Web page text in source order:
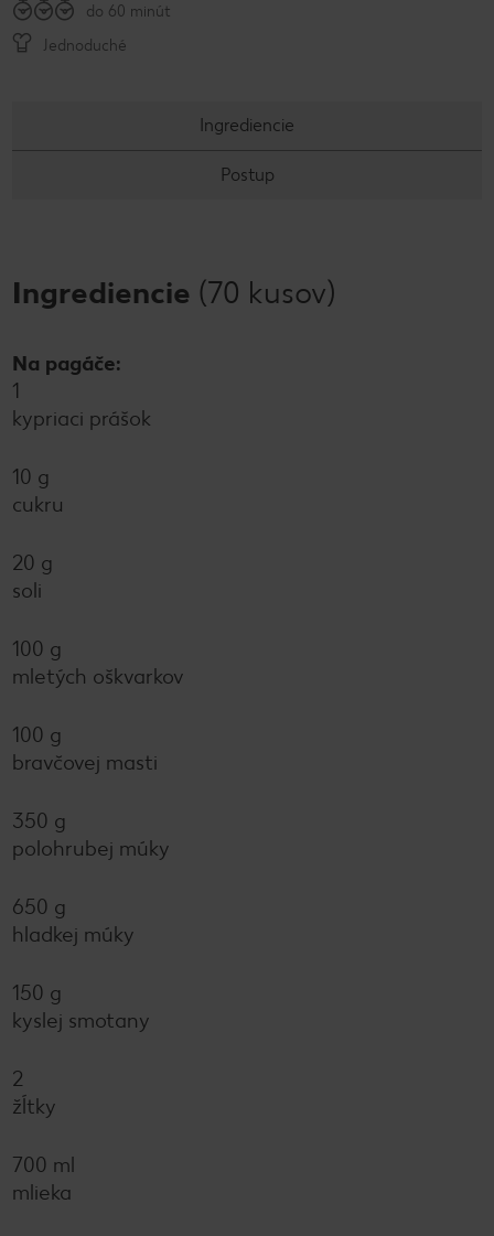
do 60 minút
Jednoduché
Ingrediencie
Postup
Ingrediencie (70 kusov)
Na pagáče:
1
kypriaci prášok
10 g
cukru
20 g
soli
100 g
mletých oškvarkov
100 g
bravčovej masti
350 g
polohrubej múky
650 g
hladkej múky
150 g
kyslej smotany
2
žĺtky
700 ml
mlieka